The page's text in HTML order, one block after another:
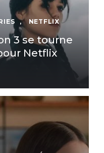
, NETFLIX
3 se tourne
Netflix